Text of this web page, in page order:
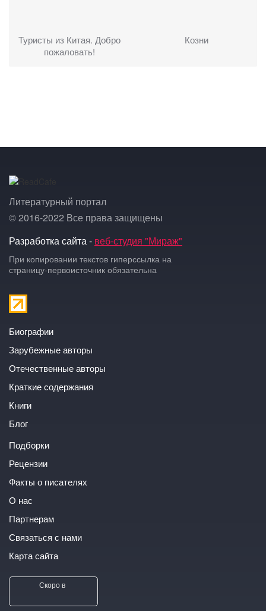
Туристы из Китая. Добро
пожаловать!
Козни
Литературный портал
© 2016-2022 Все права защищены
Разработка сайта - веб-студия "Мираж"
При копировании текстов гиперссылка на
страницу-первоисточник обязательна
Биографии
Зарубежные авторы
Отечественные авторы
Краткие содержания
Книги
Блог
Подборки
Рецензии
Факты о писателях
О нас
Партнерам
Связаться с нами
Карта сайта
Скоро в